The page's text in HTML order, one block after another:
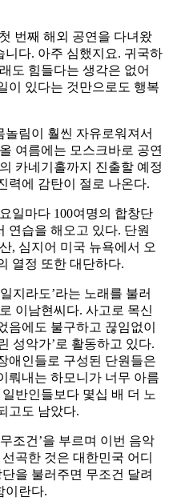
번째 해외 공연을 다녀왔
다. 아주 심했지요. 귀국하
도 힘들다는 생각은 없어
이 있다는 것만으로도 행복
림이 훨씬 자유로워져서
여름에는 모스크바로 공연
카네기홀까지 진출할 예정
력에 감탄이 절로 나온다.
일마다 100여명의 합창단
연습을 해오고 있다. 단원
, 심지어 미국 뉴욕에서 오
열정 또한 대단하다.
지라도’라는 노래를 불러
이남현씨다. 사고로 목신
음에도 불구하고 끊임없이
성악가’로 활동하고 있다.
애인들로 구성된 단원들은
뤄내는 하모니가 너무 아름
반인들보다 몇십 배 더 노
고도 남았다.
조건’을 부르며 이번 음악
곡한 것은 대한민국 어디
을 불러주면 무조건 달려
이란다.